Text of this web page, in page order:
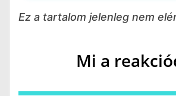
Ez a tartalom jelenleg nem
Mi a